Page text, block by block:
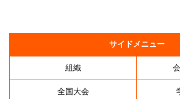
サイドメニュー
組織
全国大会